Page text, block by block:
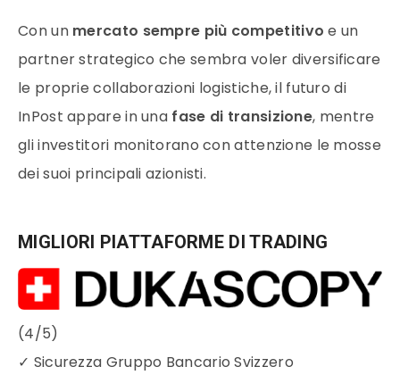
Con un mercato sempre più competitivo e un
partner strategico che sembra voler diversificare
le proprie collaborazioni logistiche, il futuro di
InPost appare in una fase di transizione, mentre
gli investitori monitorano con attenzione le mosse
dei suoi principali azionisti.
MIGLIORI PIATTAFORME DI TRADING
(4/5)
✓ Sicurezza Gruppo Bancario Svizzero